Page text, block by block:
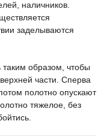
наличников.
заделываются
образом, чтобы
части. Сперва
полотно опускают
тяжелое, без